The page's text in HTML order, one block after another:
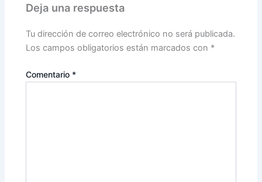
Deja una respuesta
Tu dirección de correo electrónico no será publicada.
Los campos obligatorios están marcados con *
Comentario *